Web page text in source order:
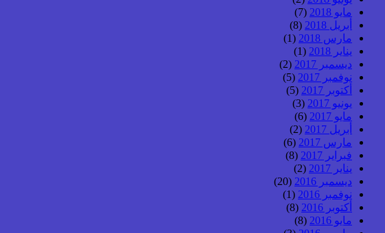
مايو 2018
(7)
أبريل 2018
(8)
مارس 2018
(1)
يناير 2018
(1)
ديسمبر 2017
(2)
نوفمبر 2017
(5)
أكتوبر 2017
(5)
يونيو 2017
(3)
مايو 2017
(6)
أبريل 2017
(2)
مارس 2017
(6)
فبراير 2017
(8)
يناير 2017
(2)
ديسمبر 2016
(20)
نوفمبر 2016
(1)
أكتوبر 2016
(8)
مايو 2016
(8)